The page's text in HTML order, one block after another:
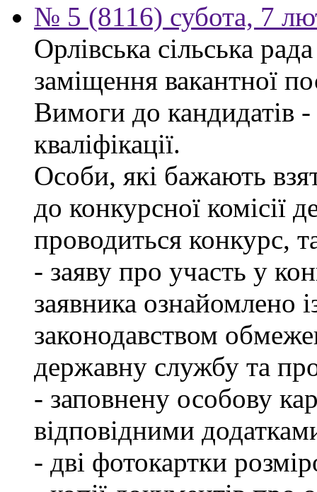
№ 5 (8116) субота, 7
Орлівська сільська
заміщення вакантної
Вимоги до кандидатів -
кваліфікації.
Особи, які бажають
до конкурсної комісії
проводиться конкурс,
- заяву про участь у
заявника ознайомлено
законодавством
державну службу та
- заповнену особову
відповідними
- дві фотокартки